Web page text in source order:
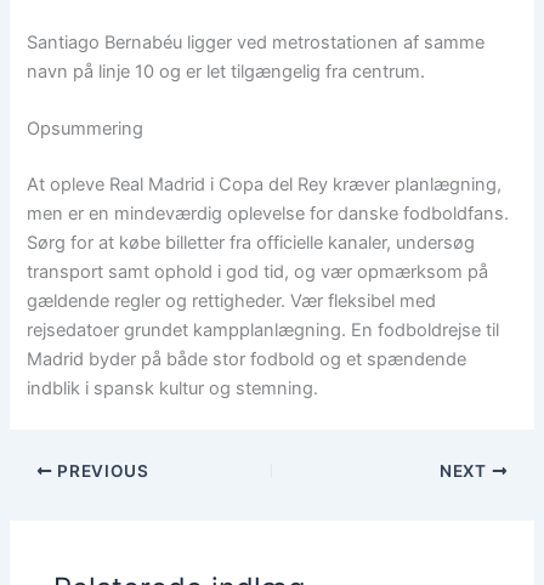
Santiago Bernabéu ligger ved metrostationen af samme
navn på linje 10 og er let tilgængelig fra centrum.
Opsummering
At opleve Real Madrid i Copa del Rey kræver planlægning,
men er en mindeværdig oplevelse for danske fodboldfans.
Sørg for at købe billetter fra officielle kanaler, undersøg
transport samt ophold i god tid, og vær opmærksom på
gældende regler og rettigheder. Vær fleksibel med
rejsedatoer grundet kampplanlægning. En fodboldrejse til
Madrid byder på både stor fodbold og et spændende
indblik i spansk kultur og stemning.
PREVIOUS NEXT